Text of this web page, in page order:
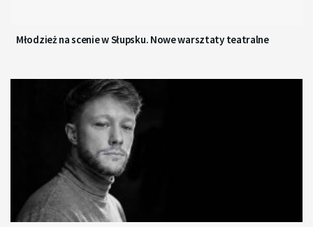
Młodzież na scenie w Słupsku. Nowe warsztaty teatralne